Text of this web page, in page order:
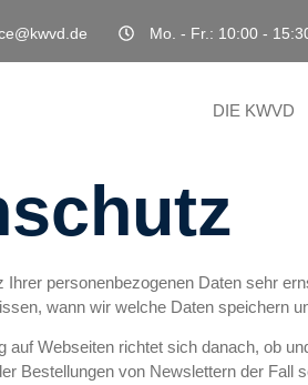
Mo. - Fr.: 10:00 -
DIE KWVD
personenbezogenen Daten sehr
wann wir welche Daten speichern
auf Webseiten richtet sich danach, ob
Bestellungen von Newslettern der